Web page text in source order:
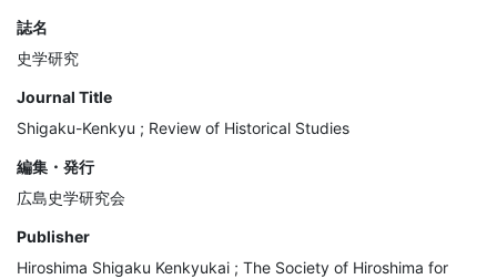
誌名
史学研究
Journal Title
Shigaku-Kenkyu ; Review of Historical Studies
編集・発行
広島史学研究会
Publisher
Hiroshima Shigaku Kenkyukai ; The Society of Hiroshima for